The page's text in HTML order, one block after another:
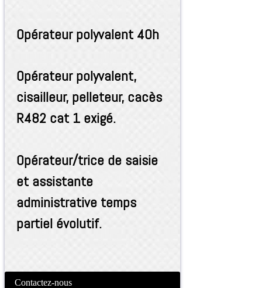
Opérateur polyvalent 40h
Opérateur polyvalent,
cisailleur, pelleteur, cacès
R482 cat 1 exigé.
Opérateur/trice de saisie
et assistante
administrative temps
partiel évolutif.
Contactez-nous